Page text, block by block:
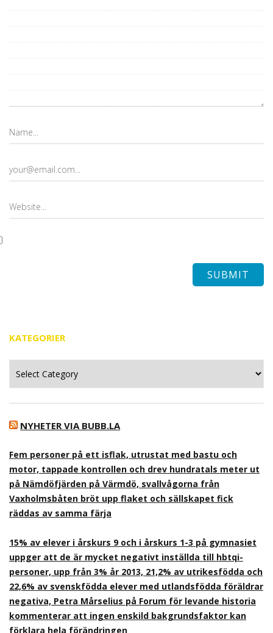
KATEGORIER
NYHETER VIA BUBB.LA
Fem personer på ett isflak, utrustat med bastu och
motor, tappade kontrollen och drev hundratals meter ut
på Nämdöfjärden på Värmdö, svallvågorna från
Vaxholmsbåten bröt upp flaket och sällskapet fick
räddas av samma färja
15% av elever i årskurs 9 och i årskurs 1-3 på gymnasiet
uppger att de är mycket negativt inställda till hbtqi-
personer, upp från 3% år 2013, 21,2% av utrikesfödda och
22,6% av svenskfödda elever med utlandsfödda föräldrar
negativa, Petra Mårselius på Forum för levande historia
kommenterar att ingen enskild bakgrundsfaktor kan
förklara hela förändringen